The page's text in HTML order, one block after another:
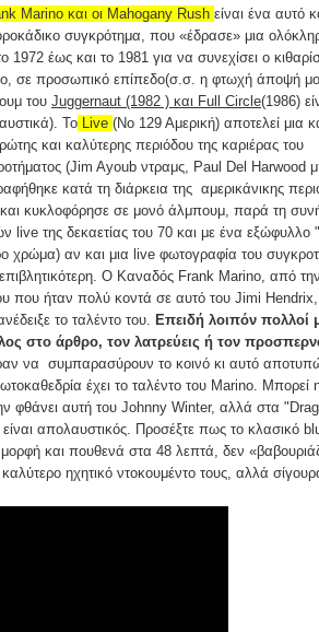
Marino και οι Mahogany Rush είναι ένα αυτό
συγκρότημα, που «έδρασε» μια
1972 έως και το 1981 για να συνεχίσει ο
σε προσωπικό επίπεδο(σ.σ. η φτωχή άποψή μου
του Juggernaut (1982 ) και Full Circle(1986)
Το Live (Νο 129 Αμερική) αποτελεί μια
και καλύτερης περιόδου της καριέρας του
(Jim Ayoub ντραμς, Paul Del Harwood
κατά τη διάρκεια της αμερικάνικης
κυκλοφόρησε σε μονό άλμπουμ, παρά τη
live της δεκαετίας του 70 και με ένα εξώφυλλο
χρώμα) αν και μια live φωτογραφία του
Ο Καναδός Frank Marino, από
που ήταν πολύ κοντά σε αυτό του Jimi
το ταλέντο του. Επειδή λοιπόν πολλοί
στο άρθρο, τον λατρεύεις ή τον
να συμπαρασύρουν το κοινό κι αυτό
έχει το ταλέντο του Marino. Μπορεί
φθάνει αυτή του Johnny Winter, αλλά στα
απολαυστικός. Προσέξτε πως το κλασικό
και πουθενά στα 48 λεπτά, δεν
ηχητικό ντοκουμέντο τους, αλλά